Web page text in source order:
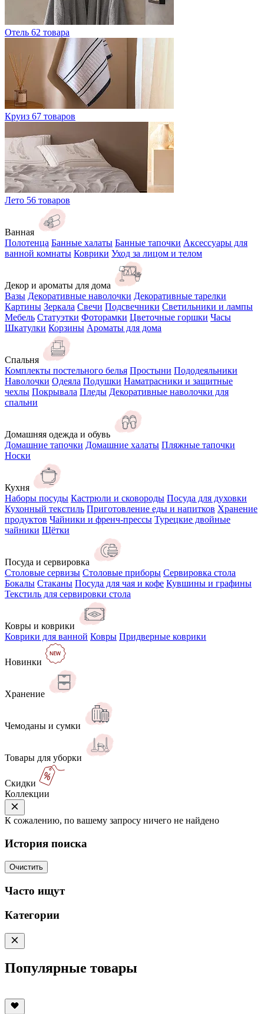
Отель 62 товара
Круиз 67 товаров
Лето 56 товаров
Ванная
Полотенца Банные халаты Банные тапочки Аксессуары для
ванной комнаты Коврики Уход за лицом и телом
Декор и ароматы для дома
Вазы Декоративные наволочки Декоративные тарелки
Картины Зеркала Свечи Подсвечники Светильники и лампы
Мебель Статуэтки Фоторамки Цветочные горшки Часы
Шкатулки Корзины Ароматы для дома
Спальня
Комплекты постельного белья Простыни Пододеяльники
Наволочки Одеяла Подушки Наматрасники и защитные
чехлы Покрывала Пледы Декоративные наволочки для
спальни
Домашняя одежда и обувь
Домашние тапочки Домашние халаты Пляжные тапочки
Носки
Кухня
Наборы посуды Кастрюли и сковороды Посуда для духовки
Кухонный текстиль Приготовление еды и напитков Хранение
продуктов Чайники и френч-прессы Турецкие двойные
чайники Щётки
Посуда и сервировка
Столовые сервизы Столовые приборы Сервировка стола
Бокалы Стаканы Посуда для чая и кофе Кувшины и графины
Текстиль для сервировки стола
Ковры и коврики
Коврики для ванной Ковры Придверные коврики
Новинки
Хранение
Чемоданы и сумки
Товары для уборки
Скидки
Коллекции
К сожалению, по вашему запросу ничего не найдено
История поиска
Очистить
Часто ищут
Категории
Популярные товары